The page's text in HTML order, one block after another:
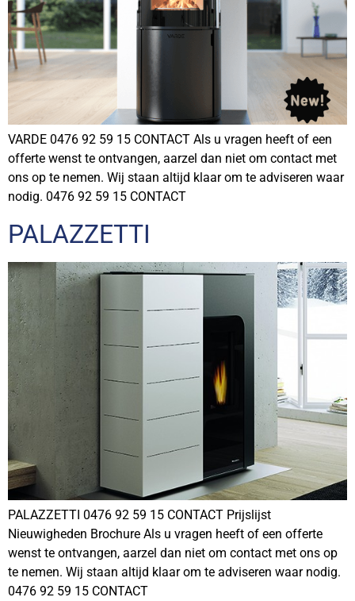
VARDE 0476 92 59 15 CONTACT Als u vragen heeft of een
offerte wenst te ontvangen, aarzel dan niet om contact met
ons op te nemen. Wij staan altijd klaar om te adviseren waar
nodig. 0476 92 59 15 CONTACT
PALAZZETTI
PALAZZETTI 0476 92 59 15 CONTACT Prijslijst
Nieuwigheden Brochure Als u vragen heeft of een offerte
wenst te ontvangen, aarzel dan niet om contact met ons op
te nemen. Wij staan altijd klaar om te adviseren waar nodig.
0476 92 59 15 CONTACT